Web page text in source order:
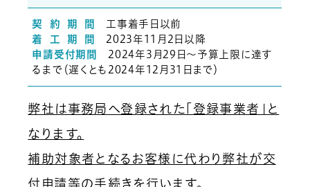
契 約 期 間
工事着手日以前
着 工 期 間
2023年11月2日以降
申請受付期間
2024年3月29日～予算上限に達す
るまで（遅くとも2024年12月31日まで）
弊社は事務局へ登録された「登録事業者」と
なります。
補助対象者となるお客様に代わり弊社が交
付申請等の手続きを行います。